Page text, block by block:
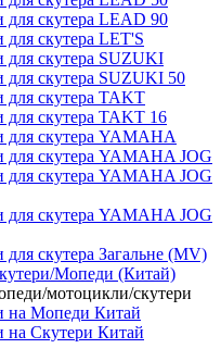
для скутера LEAD 90
для скутера LET'S
для скутера SUZUKI
для скутера SUZUKI 50
для скутера TAKT
для скутера TAKT 16
для скутера YAMAHA
для скутера YAMAHA JOG
для скутера YAMAHA JOG
для скутера YAMAHA JOG
для скутера Загальне (MV)
Мопеди (Китай)
мотоцикли/скутери
на Мопеди Китай
на Скутери Китай